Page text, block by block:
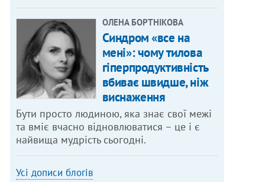
ОЛЕНА БОРТНІКОВА
Синдром «все на
мені»: чому тилова
гіперпродуктивність
вбиває швидше, ніж
виснаження
Бути просто людиною, яка знає свої межі
та вміє вчасно відновлюватися – це і є
найвища мудрість сьогодні.
Усі дописи блогів